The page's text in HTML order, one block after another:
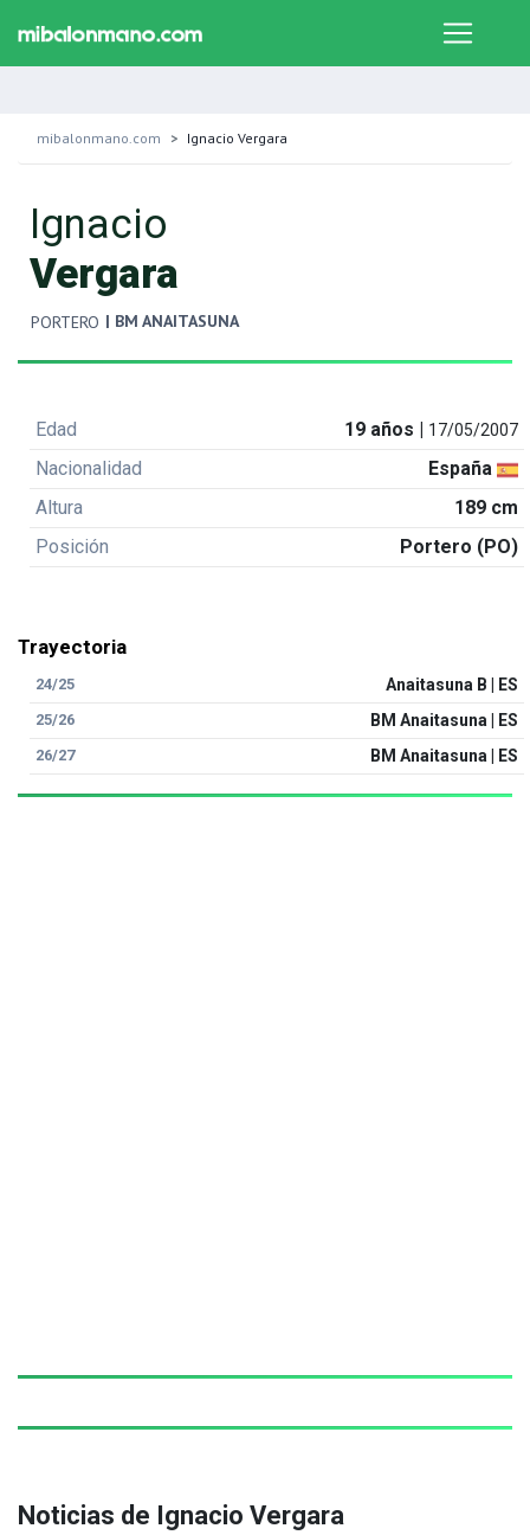
mibalonmano.com Ignacio Vergara
Ignacio
Vergara
PORTERO | BM ANAITASUNA
Edad 19 años | 17/05/2007
Nacionalidad
España
Altura
189 cm
Posición
Portero (PO)
Trayectoria
24/25 Anaitasuna B | ES
25/26 BM Anaitasuna | ES
26/27 BM Anaitasuna | ES
Noticias de Ignacio Vergara